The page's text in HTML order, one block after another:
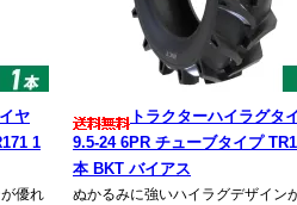
ヤ
1
優れ
トラクターハイラグタ
9.5-24 6PR チューブタイプ
本 BKT バイアス
ぬかるみに強いハイラグデザイン